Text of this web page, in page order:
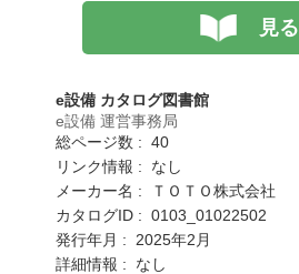
見る
e設備 カタログ図書館
e設備 運営事務局
総ページ数 : 40
リンク情報 : なし
メーカー名 : ＴＯＴＯ株式会社
カタログID : 0103_01022502
発行年月 : 2025年2月
詳細情報 : なし